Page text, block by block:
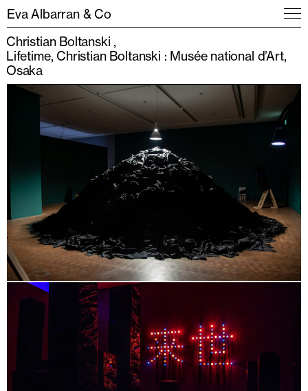
Eva Albarran & Co
Christian Boltanski
Lifetime, Christian Boltanski : Musée national d’Art,
Osaka